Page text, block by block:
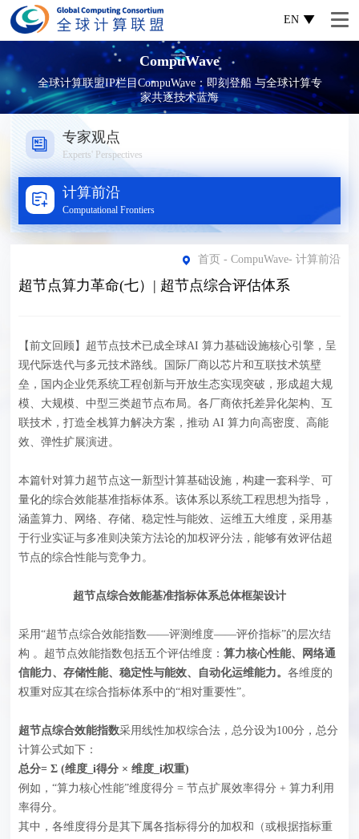
EN
CompuWave
全球计算联盟IP栏目CompuWave：即刻登船 与全球计算专
家共逐技术蓝海
专家观点
Experts' Perspectives
计算前沿
Computational Frontiers
首页 - CompuWave- 计算前沿
超节点算力革命(七）| 超节点综合评估体系
【前文回顾】超节点技术已成全球AI 算力基础设施核心引擎，呈
现代际迭代与多元技术路线。国际厂商以芯片和互联技术筑壁
垒，国内企业凭系统工程创新与开放生态实现突破，形成超大规
模、大规模、中型三类超节点布局。各厂商依托差异化架构、互
联技术，打造全栈算力解决方案，推动 AI 算力向高密度、高能
效、弹性扩展演进。
本篇针对算力超节点这一新型计算基础设施，构建一套科学、可
量化的综合效能基准指标体系。该体系以系统工程思想为指导，
涵盖算力、网络、存储、稳定性与能效、运维五大维度，采用基
于行业实证与多准则决策方法论的加权评分法，能够有效评估超
节点的综合性能与竞争力。
超节点综合效能基准指标体系总体框架设计
采用“超节点综合效能指数——评测维度——评价指标”的层次结
构 。超节点效能指数包括五个评估维度：算力核心性能、网络通
信能力、存储性能、稳定性与能效、自动化运维能力。各维度的
权重对应其在综合指标体系中的“相对重要性”。
超节点综合效能指数采用线性加权综合法，总分设为100分，总分
计算公式如下：
总分= Σ (维度_i得分 × 维度_i权重)
例如，“算力核心性能”维度得分 = 节点扩展效率得分 + 算力利用
率得分。
其中，各维度得分是其下属各指标得分的加权和（或根据指标重